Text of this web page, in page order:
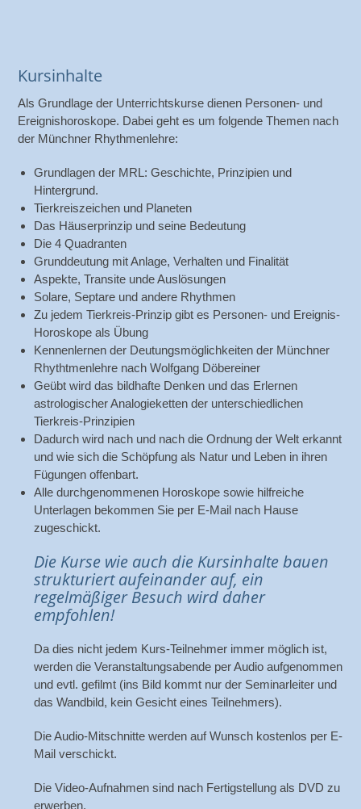
Kursinhalte
Als Grundlage der Unterrichtskurse dienen Personen- und
Ereignishoroskope. Dabei geht es um folgende Themen nach
der Münchner Rhythmenlehre:
Grundlagen der MRL: Geschichte, Prinzipien und
Hintergrund.
Tierkreiszeichen und Planeten
Das Häuserprinzip und seine Bedeutung
Die 4 Quadranten
Grunddeutung mit Anlage, Verhalten und Finalität
Aspekte, Transite unde Auslösungen
Solare, Septare und andere Rhythmen
Zu jedem Tierkreis-Prinzip gibt es Personen- und Ereignis-
Horoskope als Übung
Kennenlernen der Deutungsmöglichkeiten der Münchner
Rhythtmenlehre nach Wolfgang Döbereiner
Geübt wird das bildhafte Denken und das Erlernen
astrologischer Analogieketten der unterschiedlichen
Tierkreis-Prinzipien
Dadurch wird nach und nach die Ordnung der Welt erkannt
und wie sich die Schöpfung als Natur und Leben in ihren
Fügungen offenbart.
Alle durchgenommenen Horoskope sowie hilfreiche
Unterlagen bekommen Sie per E-Mail nach Hause
zugeschickt.
Die Kurse wie auch die Kursinhalte bauen
strukturiert aufeinander auf, ein
regelmäßiger Besuch wird daher
empfohlen!
Da dies nicht jedem Kurs-Teilnehmer immer möglich ist,
werden die Veranstaltungsabende per Audio aufgenommen
und evtl. gefilmt (ins Bild kommt nur der Seminarleiter und
das Wandbild, kein Gesicht eines Teilnehmers).
Die Audio-Mitschnitte werden auf Wunsch kostenlos per E-
Mail verschickt.
Die Video-Aufnahmen sind nach Fertigstellung als DVD zu
erwerben.